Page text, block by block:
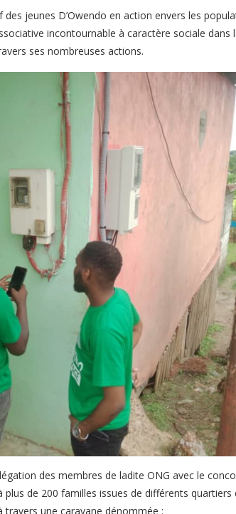
des jeunes D’Owendo en action envers les
incontournable à caractère sociale dans
ses nombreuses actions.
des membres de ladite ONG avec le
de 200 familles issues de différents quartiers
une caravane dénommée :